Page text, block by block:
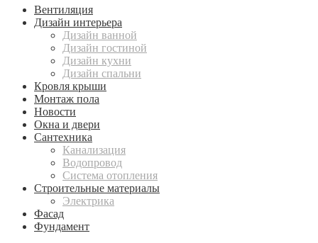
Вентиляция
Дизайн интерьера
Дизайн ванной
Дизайн гостиной
Дизайн кухни
Дизайн спальни
Кровля крыши
Монтаж пола
Новости
Окна и двери
Сантехника
Канализация
Водопровод
Система отопления
Строительные материалы
Электрика
Фасад
Фундамент